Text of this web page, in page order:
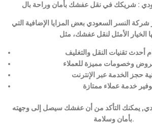
شركة النسر السعودي بعض المزايا الإضافية التي
يمكنك التأكد من أن عفشك سيصل إلى وجهته
بأمان وسلامة.